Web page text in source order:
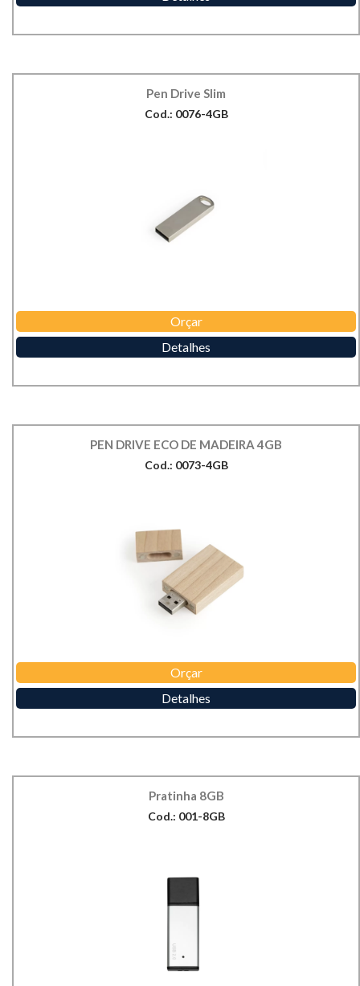
Pen Drive Slim
Cod.: 0076-4GB
Orçar
Detalhes
PEN DRIVE ECO DE MADEIRA 4GB
Cod.: 0073-4GB
Orçar
Detalhes
Pratinha 8GB
Cod.: 001-8GB